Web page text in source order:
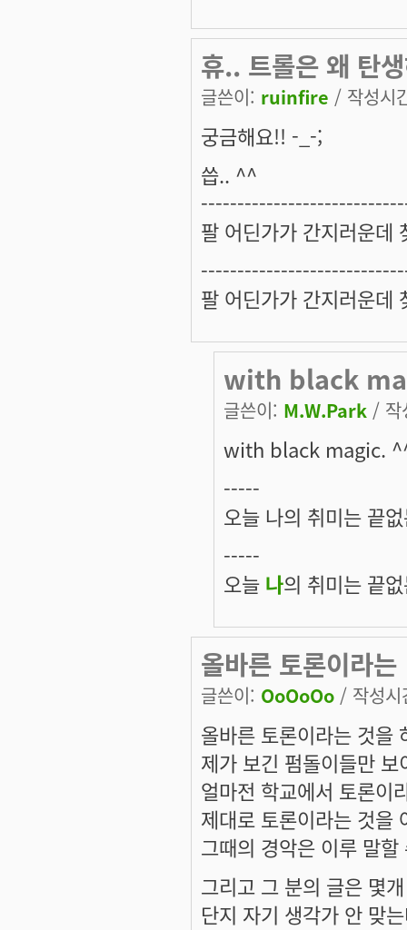
휴.. 트롤은 왜 탄
글쓴이: ruinfire / 작성시
궁금해요!! -_-;
씁.. ^^
팔 어딘가가 간지러운데
팔 어딘가가 간지러운데
with black
글쓴이: M.W.Park / 작
with black magic.
-----
오늘 나의 취미는 끝
-----
오늘 나의 취미는 끝
올바른 토론이라는
글쓴이: OoOoOo / 작성
올바른 토론이라는 것을
제가 보긴 펌돌이들만 보
얼마전 학교에서 토론이
제대로 토론이라는 것을
그때의 경악은 이루 말할
그리고 그 분의 글은 몇
단지 자기 생각가 안 맞